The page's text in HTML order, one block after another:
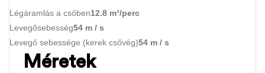
Légáramlás a csőben12.8 m³/perc
Levegősebesség54 m / s
Levegő sebessége (kerek csővég)54 m / s
Méretek